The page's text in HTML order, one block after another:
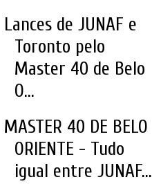
Lances de JUNAF e
Toronto pelo
Master 40 de Belo
O...
MASTER 40 DE BELO
ORIENTE - Tudo
igual entre JUNAF...